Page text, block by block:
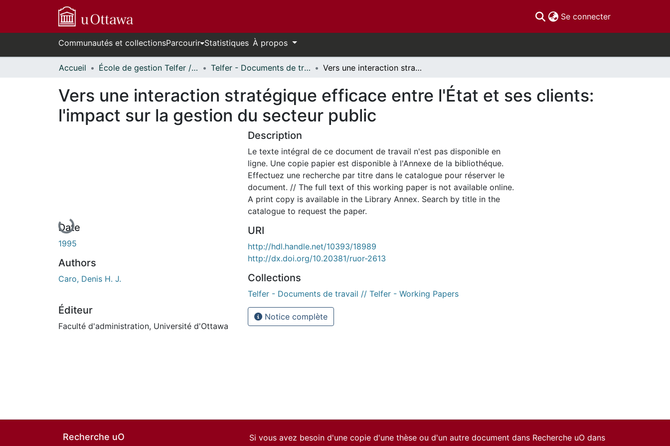
Se connecter(current)
Communautés et collectionsParcourir Statistiques À propos
Accueil École de gestion Telfer // Telfer School of Management Telfer - Documents de travail // Telfer - Working Papers Vers une interaction stratégique efficace entre l'État et ses clients: l'impact sur la gestion du secteur public
Vers une interaction stratégique efficace entre l'État et ses clients:
l'impact sur la gestion du secteur public
En cours de chargement...
Date
1995
Authors
Caro, Denis H. J.
Éditeur
Faculté d'administration, Université d'Ottawa
Description
Le texte intégral de ce document de travail n'est pas disponible en
ligne. Une copie papier est disponible à l'Annexe de la bibliothéque.
Effectuez une recherche par titre dans le catalogue pour réserver le
document. // The full text of this working paper is not available online.
A print copy is available in the Library Annex. Search by title in the
catalogue to request the paper.
URI
http://hdl.handle.net/10393/18989
http://dx.doi.org/10.20381/ruor-2613
Collections
Telfer - Documents de travail // Telfer - Working Papers
Notice complète
Recherche uO
Si vous avez besoin d'une copie d'une thèse ou d'un autre document dans Recherche uO dans